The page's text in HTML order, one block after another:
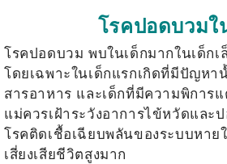
โรคปอดบวมใ
โรคปอดบวม พบในเด็กมากในเด็ก
โดยเฉพาะในเด็กแรกเกิดที่มีปัญห
สารอาหาร และเด็กที่มีความพิกา
แม่ควรเฝ้าระวังอาการไข้หวัดและ
โรคติดเชื้อเฉียบพลันของระบบหาย
เสี่ยงเสียชีวิตสูงมาก